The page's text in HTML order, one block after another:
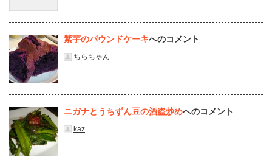
紫芋のパウンドケーキへのコメント
ちらちゃん
ニガナとうちずん豆の酒盗炒めへのコメント
kaz